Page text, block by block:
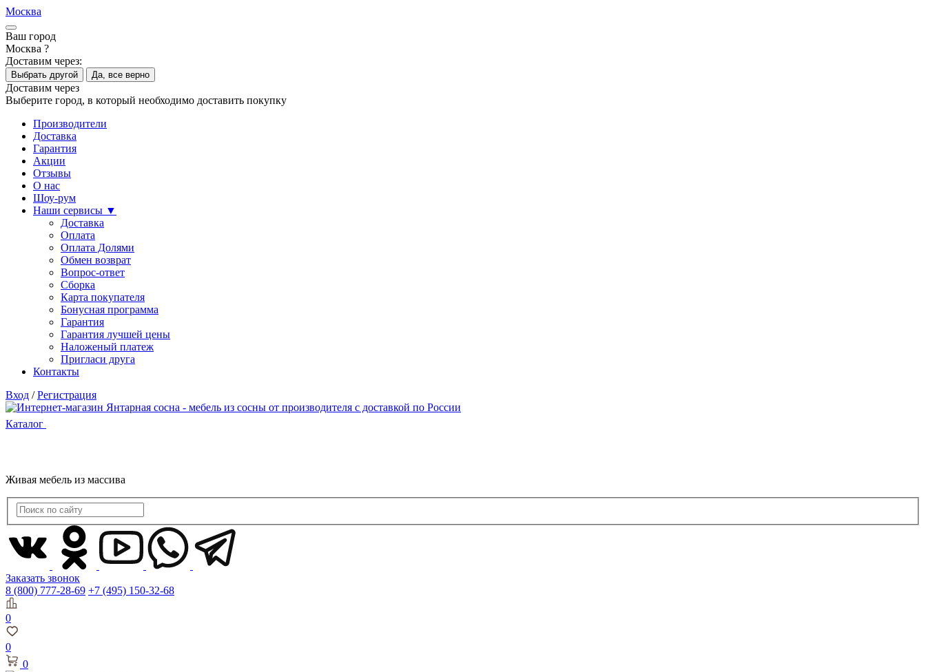
Москва
Ваш город
Москва ?
Доставим через:
Выбрать другой Да, все верно
Доставим через
Выберите город, в который необходимо доставить покупку
Производители
Доставка
Гарантия
Акции
Отзывы
О нас
Шоу-рум
Наши сервисы ▼
Доставка
Оплата
Оплата Долями
Обмен возврат
Вопрос-ответ
Сборка
Карта покупателя
Бонусная программа
Гарантия
Гарантия лучшей цены
Наложеный платеж
Пригласи друга
Контакты
Вход / Регистрация
Каталог
Живая мебель из массива
Заказать звонок
8 (800) 777-28-69 +7 (495) 150-32-68
0
0
0